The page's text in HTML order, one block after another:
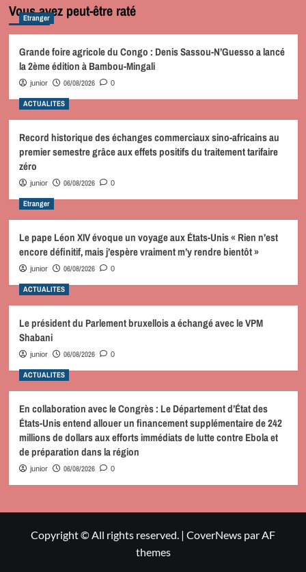
Vous avez peut-être raté
Etranger
Grande foire agricole du Congo : Denis Sassou-N’Guesso a lancé
la 2ème édition à Bambou-Mingali
junior 06/08/2026 0
ACTUALITES
Record historique des échanges commerciaux sino-africains au
premier semestre grâce aux effets positifs du traitement tarifaire
zéro
junior 06/08/2026 0
Etranger
Le pape Léon XIV évoque un voyage aux États-Unis « Rien n’est
encore définitif, mais j’espère vraiment m’y rendre bientôt »
junior 06/08/2026 0
ACTUALITES
Le président du Parlement bruxellois a échangé avec le VPM
Shabani
junior 06/08/2026 0
ACTUALITES
En collaboration avec le Congrès : Le Département d’État des
États-Unis entend allouer un financement supplémentaire de 242
millions de dollars aux efforts immédiats de lutte contre Ebola et
de préparation dans la région
junior 06/08/2026 0
Copyright © All rights reserved. | CoverNews par AF
themes